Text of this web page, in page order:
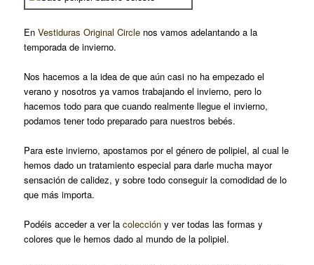
EnVestiduras Original Circle nos vamos adelantando a la
temporada de invierno.
Nos hacemos a la idea de que aún casi no ha empezado el
verano y nosotros ya vamos trabajando el invierno, pero lo
hacemos todo para que cuando realmente llegue el invierno,
podamos tener todo preparado para nuestros bebés.
Para este invierno, apostamos por el género de polipiel, al cual le
hemos dado un tratamiento especial para darle mucha mayor
sensación de calidez, y sobre todo conseguir la comodidad de lo
que más importa.
Podéis acceder a ver la colección y ver todas las formas y
colores que le hemos dado al mundo de la polipiel.